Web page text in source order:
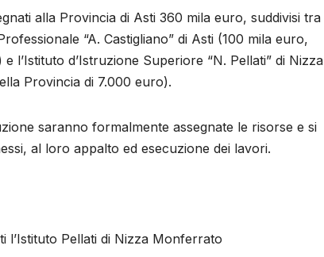
alla Provincia di Asti 360 mila euro, suddivisi tra
“A. Castigliano” di Asti (100 mila euro,
l’Istituto d’Istruzione Superiore “N. Pellati” di Nizza
Provincia di 7.000 euro).
saranno formalmente assegnate le risorse e si
al loro appalto ed esecuzione dei lavori.
l’Istituto Pellati di Nizza Monferrato